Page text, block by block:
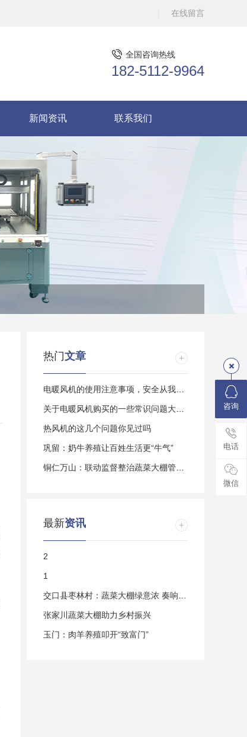
在线留言
全国咨询热线
182-5112-9964
新闻资讯 联系我们
热门文章
热风机的这几个问题你见过吗
巩留：奶牛养殖让百姓生活更“牛气”
最新资讯
2
1
张家川蔬菜大棚助力乡村振兴
玉门：肉羊养殖叩开“致富门”
咨询
电话
微信